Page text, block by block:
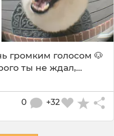
громким голосом 🐶
ты не ждал,...
+32
0